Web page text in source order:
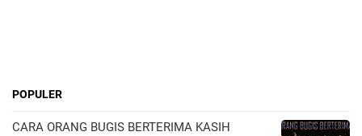
POPULER
CARA ORANG BUGIS BERTERIMA KASIH